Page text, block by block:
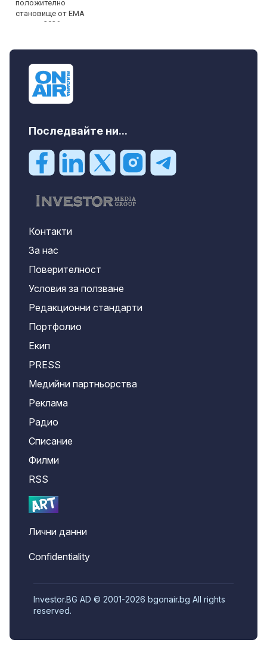
Последвайте ни...
Контакти
За нас
Поверителност
Условия за ползване
Редакционни стандарти
Портфолио
Екип
PRESS
Медийни партньорства
Реклама
Радио
Списание
Филми
RSS
Лични данни
Confidentiality
Investor.BG AD © 2001-2026 bgonair.bg All rights
reserved.